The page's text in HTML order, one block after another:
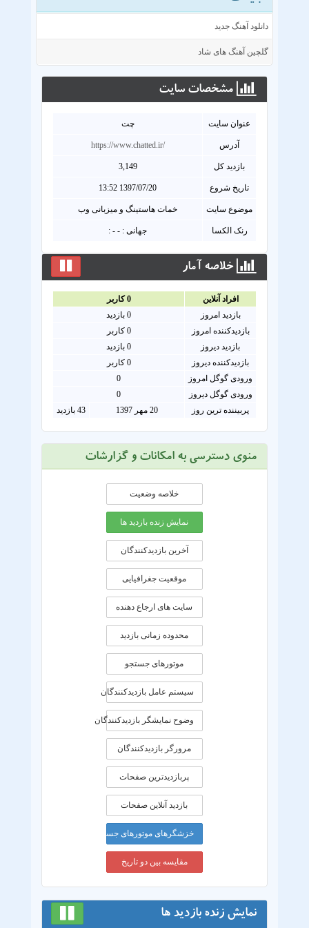
دانلود آهنگ جدید
گلچین آهنگ های شاد
مشخصات سايت
عنوان سايت چت
آدرس https://www.chatted.ir/
بازدید کل 3,149
تاریخ شروع 1397/07/20 13:52
موضوع سایت خمات هاستینگ و میزبانی وب
رنک الکسا جهانی : - - :
خلاصه آمار
افراد آنلاين 0کاربر
بازدید امروز
0بازدید
بازدیدکننده امروز
0 کاربر
بازدید دیروز
0 بازدید
بازدیدکننده دیروز
0 کاربر
ورودی گوگل امروز
0
ورودی گوگل دیروز
0
پربیننده ترین روز
20 مهر 1397 43 بازدید
منوی دسترسی به امکانات و گزارشات
خلاصه وضعیت
نمایش زنده بازدید ها
آخرین بازدیدکنندگان
موقعيت جغرافيايی
سایت های ارجاع دهنده
محدوده زمانی بازديد
موتورهای جستجو
سیستم عامل بازدیدکنندگان
وضوح نمایشگر بازدیدکنندگان
مرورگر بازدیدکنندگان
پربازدیدترین صفحات
بازدید آنلاین صفحات
خزشگرهای موتورهای جستجو
مقایسه بین دو تاریخ
نمایش زنده بازدید ها